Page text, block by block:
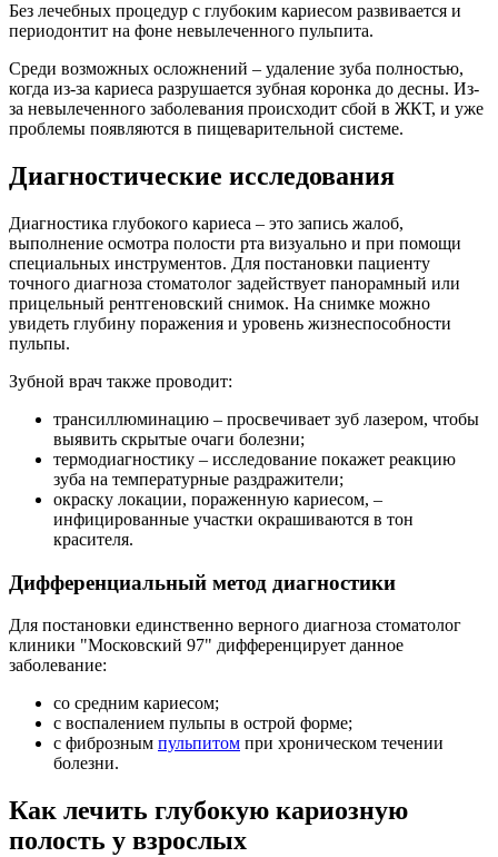
Без лечебных процедур с глубоким кариесом развивается и
периодонтит на фоне невылеченного пульпита.
Среди возможных осложнений – удаление зуба полностью,
когда из-за кариеса разрушается зубная коронка до десны. Из-
за невылеченного заболевания происходит сбой в ЖКТ, и уже
проблемы появляются в пищеварительной системе.
Диагностические исследования
Диагностика глубокого кариеса – это запись жалоб,
выполнение осмотра полости рта визуально и при помощи
специальных инструментов. Для постановки пациенту
точного диагноза стоматолог задействует панорамный или
прицельный рентгеновский снимок. На снимке можно
увидеть глубину поражения и уровень жизнеспособности
пульпы.
Зубной врач также проводит:
трансиллюминацию – просвечивает зуб лазером, чтобы
выявить скрытые очаги болезни;
термодиагностику – исследование покажет реакцию
зуба на температурные раздражители;
окраску локации, пораженную кариесом, –
инфицированные участки окрашиваются в тон
красителя.
Дифференциальный метод диагностики
Для постановки единственно верного диагноза стоматолог
клиники "Московский 97" дифференцирует данное
заболевание:
со средним кариесом;
с воспалением пульпы в острой форме;
с фиброзным пульпитом при хроническом течении
болезни.
Как лечить глубокую кариозную
полость у взрослых